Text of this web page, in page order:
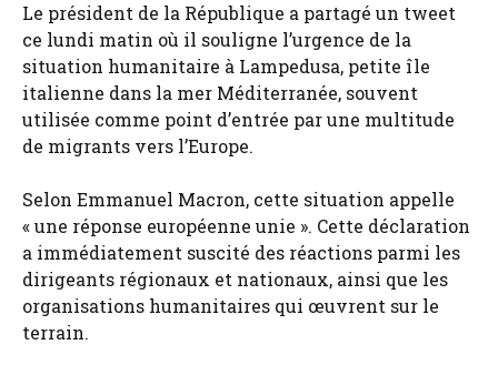
Le président de la République a partagé un tweet
ce lundi matin où il souligne l’urgence de la
situation humanitaire à Lampedusa, petite île
italienne dans la mer Méditerranée, souvent
utilisée comme point d’entrée par une multitude
de migrants vers l’Europe.
Selon Emmanuel Macron, cette situation appelle
« une réponse européenne unie ». Cette déclaration
a immédiatement suscité des réactions parmi les
dirigeants régionaux et nationaux, ainsi que les
organisations humanitaires qui œuvrent sur le
terrain.